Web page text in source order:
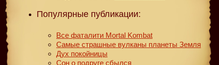
Популярные публикации:
Все фаталити Mortal Kombat
Самые страшные вулканы планеты Земля
Дух покойницы
Сон о подруге сбылся